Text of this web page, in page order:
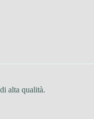
alta qualità.